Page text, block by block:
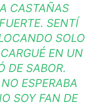
CASTAÑAS
SENTÍ
SOLO
EN UN
DE SABOR.
ESPERABA
SOY FAN DE